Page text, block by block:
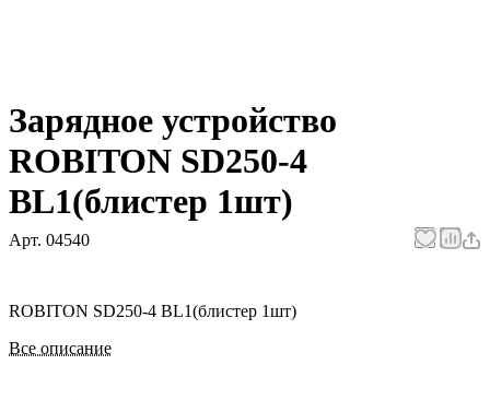
Зарядное устройство
ROBITON SD250-4
BL1(блистер 1шт)
Арт. 04540
ROBITON SD250-4 BL1(блистер 1шт)
Все описание